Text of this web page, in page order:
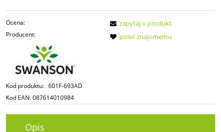
Ocena:
Producent:
Kod produktu: 601F-693AD
Kod EAN:087614010984
zapytaj o produkt
poleć znajomemu
Opis